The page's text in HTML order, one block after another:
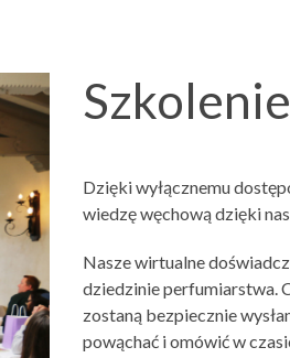
Dzięki wyłącznemu
wiedzę węchową dzięki
Nasze wirtualne
dziedzinie perfumiarstwa.
zostaną bezpiecznie
powąchać i omówić w